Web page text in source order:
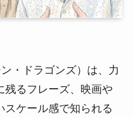
・ドラゴンズ）は、力
残るフレーズ、映画や
スケール感で知られる